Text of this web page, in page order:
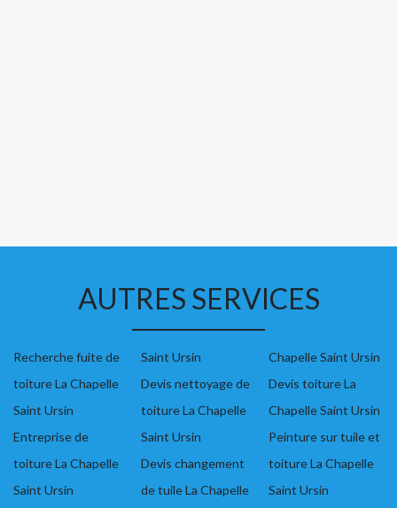
AUTRES SERVICES
Recherche fuite de
toiture La Chapelle
Saint Ursin
Entreprise de
toiture La Chapelle
Saint Ursin
Saint Ursin
Devis nettoyage de
toiture La Chapelle
Saint Ursin
Devis changement
de tuile La Chapelle
Chapelle Saint Ursin
Devis toiture La
Chapelle Saint Ursin
Peinture sur tuile et
toiture La Chapelle
Saint Ursin